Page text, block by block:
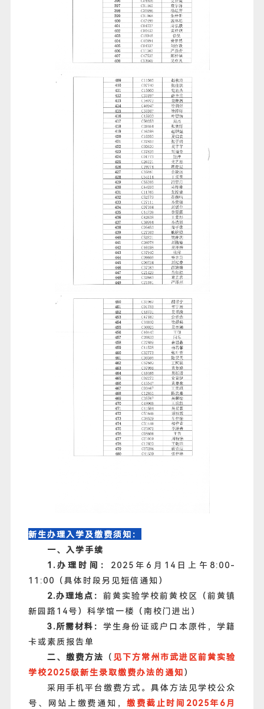
新生办理入学及缴费须知：
一、入学手续
1.办理时间： 2025年6月14日上午8:00-
11:00（具体时段另见短信通知）
2.办理地点：前黄实验学校前黄校区 （ 前黄镇
新园路14号）科学馆一楼（南校门进出）
3.所需材料：学生身份证或户口本原件，学籍
卡或素质报告单
二、缴费方法
（ 见下方常州市武进区前黄实验
学校2025级新生录取缴费办法的通知 ）
采用手机平台缴费方式。具体方法见学校公众
号、网站上缴费通知，缴费截止时间2025年6月